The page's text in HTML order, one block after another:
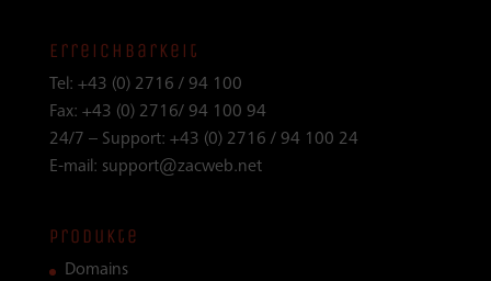
Erreichbarkeit
Tel: +43 (0) 2716 / 94 100
Fax: +43 (0) 2716/ 94 100 94
24/7 – Support: +43 (0) 2716 / 94 100 24
E-mail: support@zacweb.net
Produkte
Domains